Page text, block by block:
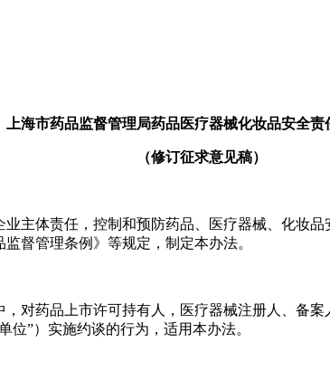
上海市药品监督管理局药品医疗器械化妆品安全责
（修订征求意见稿）
主体责任，控制和预防药品、医疗器械、化妆
督管理条例》等规定，制定本办法。
对药品上市许可持有人，医疗器械注册人、备
位”）实施约谈的行为，适用本办法。